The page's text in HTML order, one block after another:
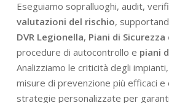
Eseguiamo sopralluoghi, audit,
valutazioni del rischio,
DVR Legionella, Piani di Sicurezza
procedure di autocontrollo e piani
Analizziamo le criticità degli
misure di prevenzione più efficaci e
strategie personalizzate per